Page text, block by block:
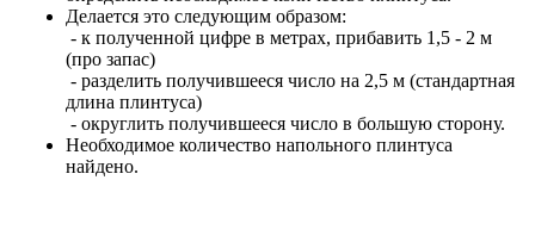
Делается это следующим образом:
- к полученной цифре в метрах, прибавить 1,5 - 2 м
(про запас)
- разделить получившееся число на 2,5 м (стандартная
длина плинтуса)
- округлить получившееся число в большую сторону.
Необходимое количество напольного плинтуса
найдено.